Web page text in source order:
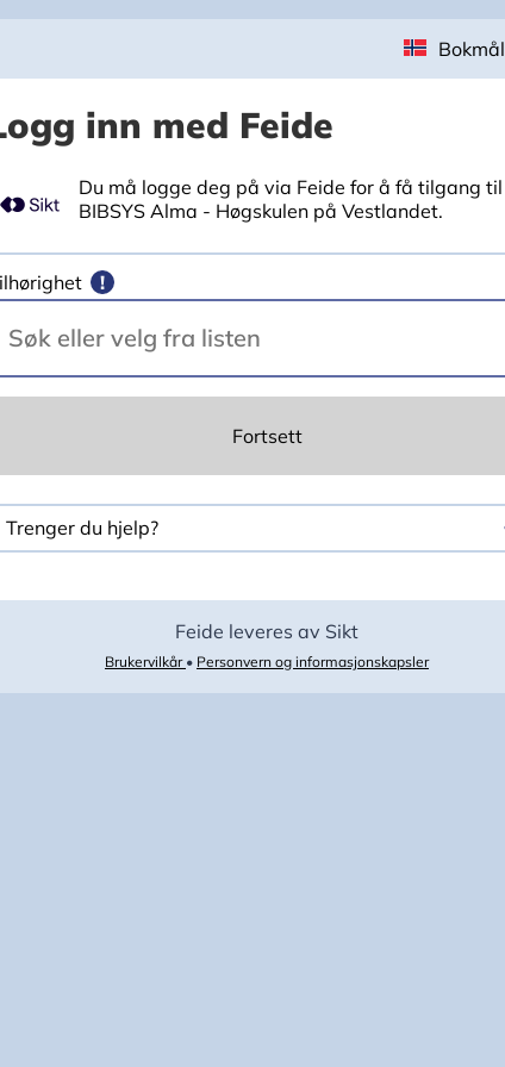
Bokmål
inn med Feide
Du må logge deg på via Feide for å få tilgang til
BIBSYS Alma - Høgskulen på Vestlandet.
!
Fortsett
Trenger du hjelp?
Feide leveres av Sikt
Brukervilkår • Personvern og informasjonskapsler